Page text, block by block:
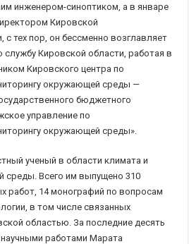
инженером-синоптиком, а в январе
Кировской
с тех пор, он бессменно возглавляет
службу Кировской области, работая в
Кировского центра по
окружающей среды —
бюджетного
управление по
окружающей среды».
ученый в области климата и
среды. Всего им выпущено 310
работ, 14 монографий по вопросам
в том числе связанных
областью. За последние десять
работами Марата